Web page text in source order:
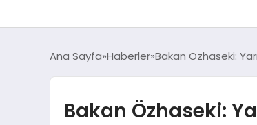
Ana Sayfa Haberler Bakan Özhaseki:
Bakan Özhaseki: